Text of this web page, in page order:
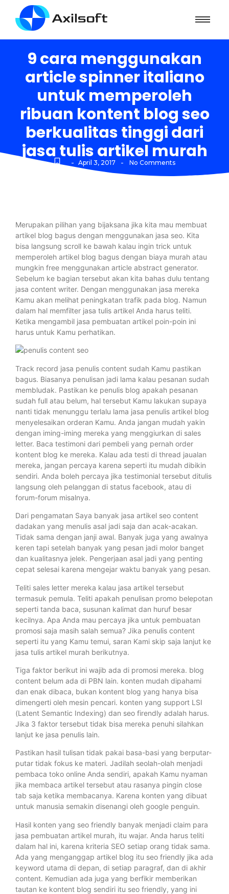
9 cara menggunakan
article spinner italiano
untuk memperoleh
ribuan kontent blog seo
berkualitas tinggi dari
jasa tulis artikel murah
- April 3, 2017 - No Comments
Merupakan pilihan yang bijaksana jika kita mau membuat
artikel blog bagus dengan menggunakan jasa seo. Kita
bisa langsung scroll ke bawah kalau ingin trick untuk
memperoleh artikel blog bagus dengan biaya murah atau
mungkin free menggunakan article abstract generator.
Sebelum ke bagian tersebut akan kita bahas dulu tentang
jasa content writer. Dengan menggunakan jasa mereka
Kamu akan melihat peningkatan trafik pada blog. Namun
dalam hal memfilter jasa tulis artikel Anda harus teliti.
Ketika mengambil jasa pembuatan artikel poin-poin ini
harus untuk Kamu perhatikan.
Track record jasa penulis content sudah Kamu pastikan
bagus. Biasanya penulisan jadi lama kalau pesanan sudah
membludak. Pastikan ke penulis blog apakah pesanan
sudah full atau belum, hal tersebut Kamu lakukan supaya
nanti tidak menunggu terlalu lama jasa penulis artikel blog
menyelesaikan orderan Kamu. Anda jangan mudah yakin
dengan iming-iming mereka yang menggiurkan di sales
letter. Baca testimoni dari pembeli yang pernah order
kontent blog ke mereka. Kalau ada testi di thread jaualan
mereka, jangan percaya karena seperti itu mudah dibikin
sendiri. Anda boleh percaya jika testimonial tersebut ditulis
langsung oleh pelanggan di status facebook, atau di
forum-forum misalnya.
Dari pengamatan Saya banyak jasa artikel seo content
dadakan yang menulis asal jadi saja dan acak-acakan.
Tidak sama dengan janji awal. Banyak juga yang awalnya
keren tapi setelah banyak yang pesan jadi molor banget
dan kualitasnya jelek. Pengerjaan asal jadi yang penting
cepat selesai karena mengejar waktu banyak yang pesan.
Teliti sales letter mereka kalau jasa artikel tersebut
termasuk pemula. Teliti apakah penulisan promo belepotan
seperti tanda baca, susunan kalimat dan huruf besar
kecilnya. Apa Anda mau percaya jika untuk pembuatan
promosi saja masih salah semua? Jika penulis content
seperti itu yang Kamu temui, saran Kami skip saja lanjut ke
jasa tulis artikel murah berikutnya.
Tiga faktor berikut ini wajib ada di promosi mereka. blog
content belum ada di PBN lain. konten mudah dipahami
dan enak dibaca, bukan kontent blog yang hanya bisa
dimengerti oleh mesin pencari. konten yang support LSI
(Latent Semantic Indexing) dan seo firendly adalah harus.
Jika 3 faktor tersebut tidak bisa mereka penuhi silahkan
lanjut ke jasa penulis lain.
Pastikan hasil tulisan tidak pakai basa-basi yang berputar-
putar tidak fokus ke materi. Jadilah seolah-olah menjadi
pembaca toko online Anda sendiri, apakah Kamu nyaman
jika membaca artikel tersebut atau rasanya pingin close
tab saja ketika membacanya. Karena konten yang dibuat
untuk manusia semakin disenangi oleh google penguin.
Hasil konten yang seo friendly banyak menjadi claim para
jasa pembuatan artikel murah, itu wajar. Anda harus teliti
dalam hal ini, karena kriteria SEO setiap orang tidak sama.
Ada yang menganggap artikel blog itu seo friendly jika ada
keyword utama di depan, di setiap paragraf, dan di akhir
content. Kemudian ada juga yang berfikir memberikan
tautan ke kontent blog sendiri itu seo friendly, yang ini